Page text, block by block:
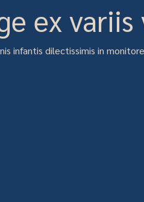
ex variis
infantis dilectissimis in